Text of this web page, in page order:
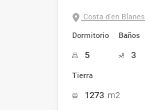
Costa d'en Blanes
Dormitorio
5
Baños
3
Tierra
1273 m2